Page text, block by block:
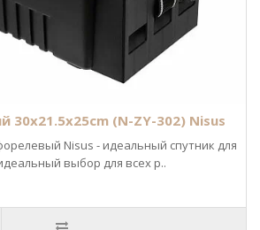
(N-ZY-302) Nisus
Nisus - идеальный спутник для
выбор для всех р..